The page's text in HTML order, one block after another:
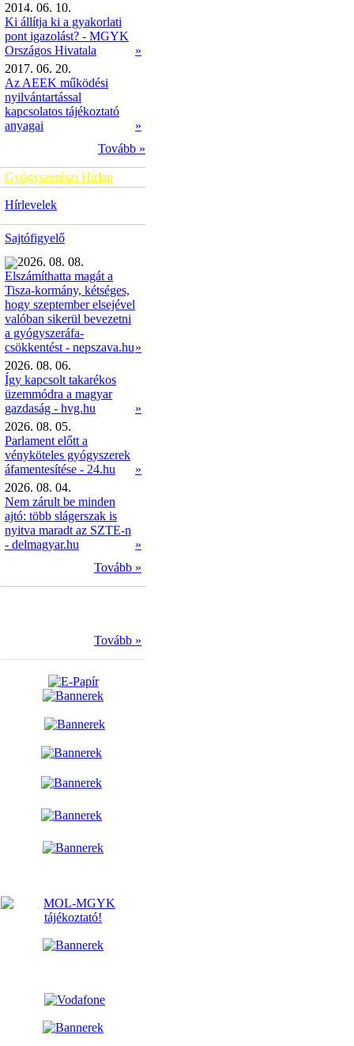
2014. 06. 10.
Ki állítja ki a gyakorlati
pont igazolást? - MGYK
Országos Hivatala
»
2017. 06. 20.
Az AEEK működési
nyilvántartással
kapcsolatos tájékoztató
anyagai
»
Tovább »
Gyógyszerészi Hírlap
Hírlevelek
Sajtófigyelő
2026. 08. 08.
Elszámíthatta magát a
Tisza-kormány, kétséges,
hogy szeptember elsejével
valóban sikerül bevezetni
a gyógyszeráfa-
csökkentést - nepszava.hu»
2026. 08. 06.
Így kapcsolt takarékos
üzemmódra a magyar
gazdaság - hvg.hu
»
2026. 08. 05.
Parlament előtt a
vényköteles gyógyszerek
áfamentesítése - 24.hu
»
2026. 08. 04.
Nem zárult be minden
ajtó: több slágerszak is
nyitva maradt az SZTE-n
- delmagyar.hu
»
Tovább »
Tovább »